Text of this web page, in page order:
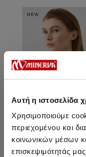
Αυτή η ιστοσελίδα
Χρησιμοποιούμε
περιεχομένου και
κοινωνικών μέσων
επισκεψιμότητάς
NEW
Gisela Τρίγωνο